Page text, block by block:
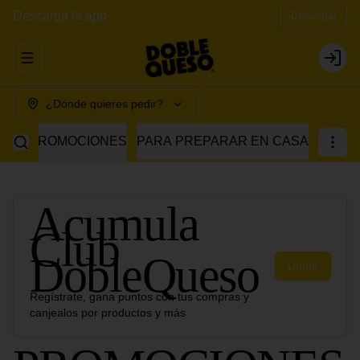
Descarga la app Descargar
Abrir menu de navegación Login
¿Dónde quieres pedir?
PROMOCIONES PARA PREPARAR EN CASA
Acumula
Club
DobleQueso
Regístrate, gana puntos con tus compras y
canjealos por productos y más
Únete